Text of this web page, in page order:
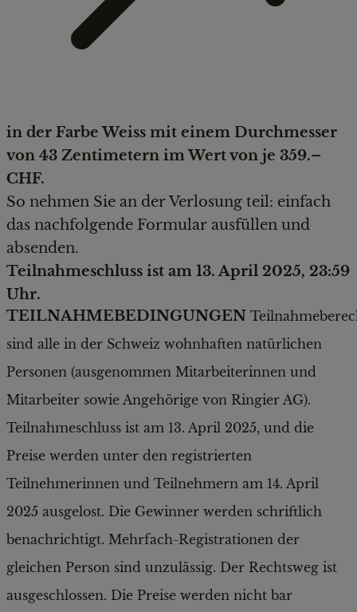
in der Farbe Weiss mit einem Durchmesser
von 43 Zentimetern im Wert von je 359.–
CHF.
So nehmen Sie an der Verlosung teil: einfach
das nachfolgende Formular ausfüllen und
absenden.
Teilnahmeschluss ist am 13. April 2025, 23:59
Uhr.
TEILNAHMEBEDINGUNGEN
sind alle in der Schweiz wohnhaften natürlichen
Personen (ausgenommen Mitarbeiterinnen und
Mitarbeiter sowie Angehörige von Ringier AG).
Teilnahmeschluss ist am 13. April 2025, und die
Preise werden unter den registrierten
Teilnehmerinnen und Teilnehmern am 14. April
2025 ausgelost. Die Gewinner werden schriftlich
benachrichtigt. Mehrfach-Registrationen der
gleichen Person sind unzulässig. Der Rechtsweg ist
ausgeschlossen. Die Preise werden nicht bar